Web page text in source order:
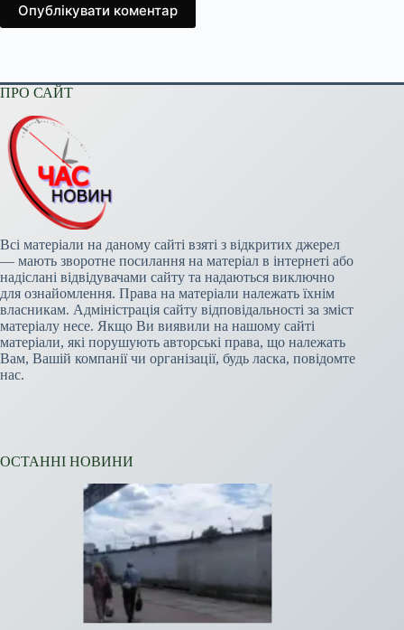
Опублікувати коментар
ПРО САЙТ
Всі матеріали на даному сайті взяті з відкритих джерел
— мають зворотне посилання на матеріал в інтернеті або
надіслані відвідувачами сайту та надаються виключно
для ознайомлення. Права на матеріали належать їхнім
власникам. Адміністрація сайту відповідальності за зміст
матеріалу несе. Якщо Ви виявили на нашому сайті
матеріали, які порушують авторські права, що належать
Вам, Вашій компанії чи організації, будь ласка, повідомте
нас.
ОСТАННІ НОВИНИ